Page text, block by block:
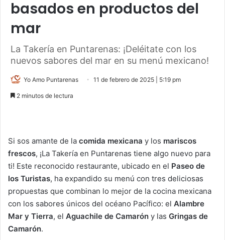
basados en productos del
mar
La Takería en Puntarenas: ¡Deléitate con los
nuevos sabores del mar en su menú mexicano!
Yo Amo Puntarenas 11 de febrero de 2025 | 5:19 pm
2 minutos de lectura
Si sos amante de la comida mexicana y los mariscos
frescos, ¡La Takería en Puntarenas tiene algo nuevo para
ti! Este reconocido restaurante, ubicado en el Paseo de
los Turistas, ha expandido su menú con tres deliciosas
propuestas que combinan lo mejor de la cocina mexicana
con los sabores únicos del océano Pacífico: el Alambre
Mar y Tierra, el Aguachile de Camarón y las Gringas de
Camarón.